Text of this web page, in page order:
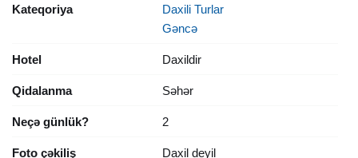
Kateqoriya
Daxili Turlar
Gəncə
Hotel Daxildir
Qidalanma Səhər
Neçə günlük? 2
Foto çəkiliş Daxil deyil